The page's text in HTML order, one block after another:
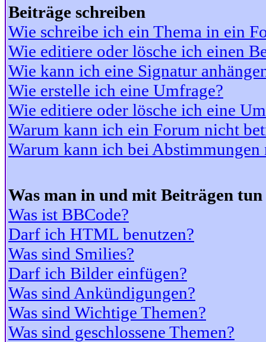
Beiträge schreiben
Wie schreibe ich ein Thema in ein
Wie editiere oder lösche ich einen
Wie kann ich eine Signatur
Wie erstelle ich eine Umfrage?
Wie editiere oder lösche ich eine
Warum kann ich ein Forum nicht
Warum kann ich bei
Was man in und mit Beiträgen
Was ist BBCode?
Darf ich HTML benutzen?
Was sind Smilies?
Darf ich Bilder einfügen?
Was sind Ankündigungen?
Was sind Wichtige Themen?
Was sind geschlossene Themen?